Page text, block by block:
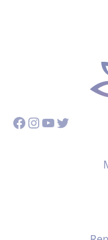
Facebook
Instagram
YouTube
Twitter